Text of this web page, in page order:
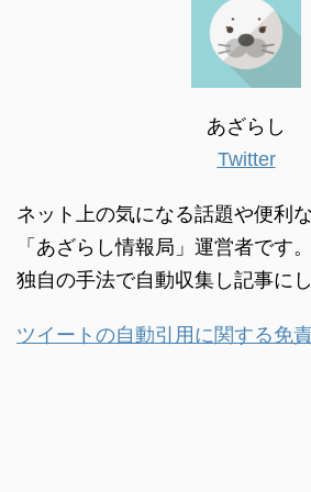
あざらし
Twitter
ネット上の気になる話題や便利
「あざらし情報局」運営者です
独自の手法で自動収集し記事にし
ツイートの自動引用に関する免